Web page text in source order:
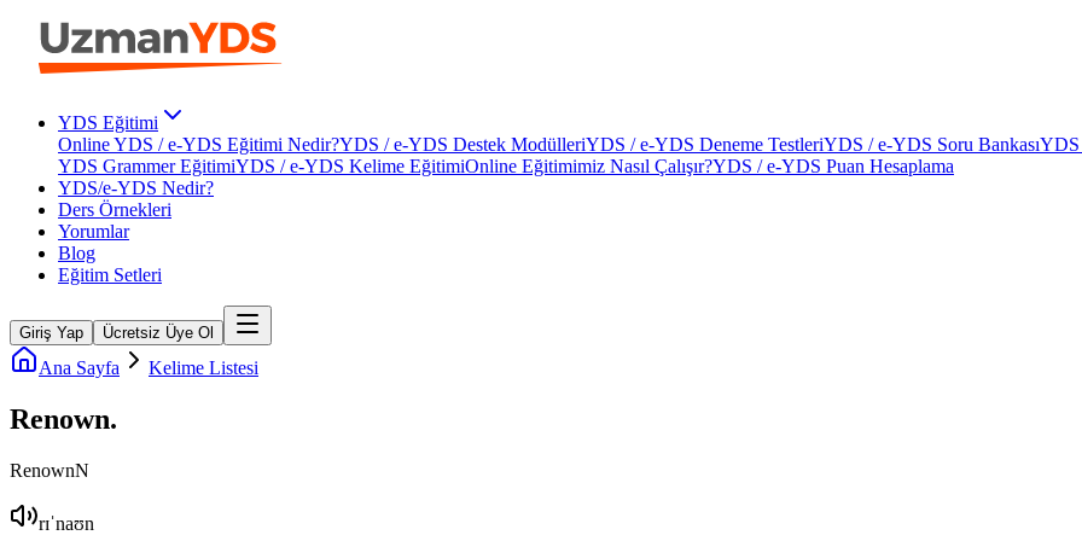
YDS Eğitimi
Online YDS / e-YDS Eğitimi Nedir?YDS / e-YDS Destek ModülleriYDS / e-YDS Deneme TestleriYDS / e-YDS Soru BankasıYDS
YDS Grammer EğitimiYDS / e-YDS Kelime EğitimiOnline Eğitimimiz Nasıl Çalışır?YDS / e-YDS Puan Hesaplama
YDS/e-YDS Nedir?
Ders Örnekleri
Yorumlar
Blog
Eğitim Setleri
Giriş Yap Ücretsiz Üye Ol
Ana Sayfa Kelime Listesi
Renown.
RenownN
rɪˈnaʊn